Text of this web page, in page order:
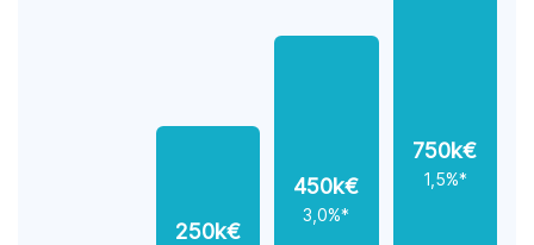
250k€
450k€
3,0%*
750k€
1,5%*